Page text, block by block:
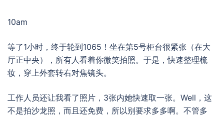
10am
等了1小时，终于轮到1065！坐在第5号柜台很紧张（在大
厅正中央），所有人看着你微笑拍照。于是，快速整理梳
妆，穿上外套转右对焦镜头。
工作人员还让我看了照片，3张内她快速取一张。Well，这
不是拍沙龙照，而且还免费，所以别要求多多啊。不管多